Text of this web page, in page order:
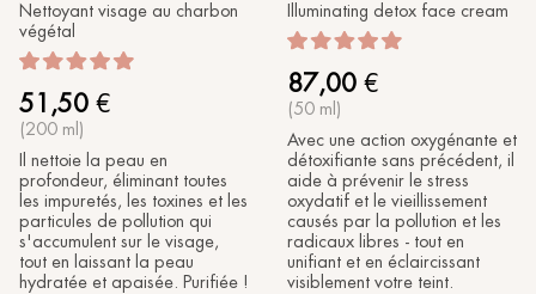
Nettoyant visage au charbon
végétal
51,50 €
(200 ml)
Il nettoie la peau en
profondeur, éliminant toutes
les impuretés, les toxines et les
particules de pollution qui
s'accumulent sur le visage,
tout en laissant la peau
hydratée et apaisée. Purifiée !
Illuminating detox face cream
87,00 €
(50 ml)
Avec une action oxygénante et
détoxifiante sans précédent, il
aide à prévenir le stress
oxydatif et le vieillissement
causés par la pollution et les
radicaux libres - tout en
unifiant et en éclaircissant
visiblement votre teint.